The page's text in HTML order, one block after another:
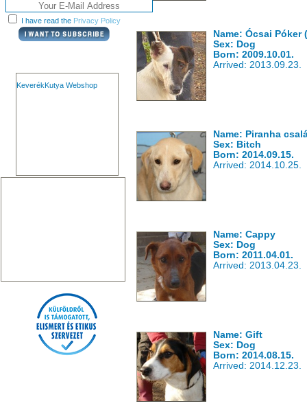
I have read the Privacy Policy
KeverékKutya Webshop
Name: Ócsai Póker
Sex: Dog
Born: 2009.10.01.
Arrived: 2013.09.23.
Name: Piranha
Sex: Bitch
Born: 2014.09.15.
Arrived: 2014.10.25.
Name: Cappy
Sex: Dog
Born: 2011.04.01.
Arrived: 2013.04.23.
Name: Gift
Sex: Dog
Born: 2014.08.15.
Arrived: 2014.12.23.